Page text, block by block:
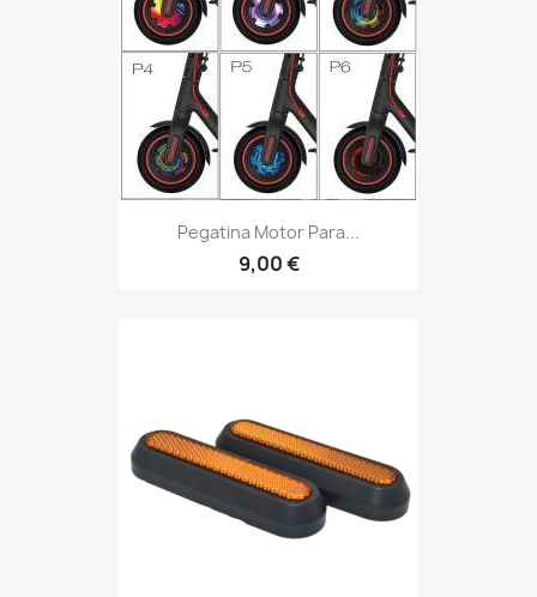
Pegatina Motor Para...
9,00 €